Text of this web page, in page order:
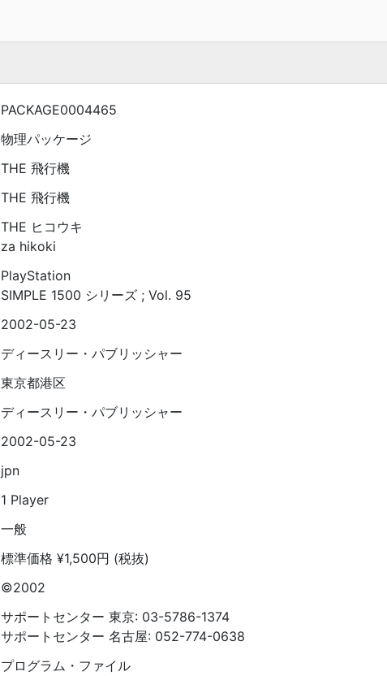
PACKAGE0004465
物理パッケージ
THE 飛行機
THE 飛行機
THE ヒコウキ
za hikoki
PlayStation
SIMPLE 1500 シリーズ ; Vol. 95
2002-05-23
ディースリー・パブリッシャー
東京都港区
ディースリー・パブリッシャー
2002-05-23
jpn
1 Player
一般
標準価格 ¥1,500円 (税抜)
©2002
サポートセンター 東京: 03-5786-1374
サポートセンター 名古屋: 052-774-0638
プログラム・ファイル